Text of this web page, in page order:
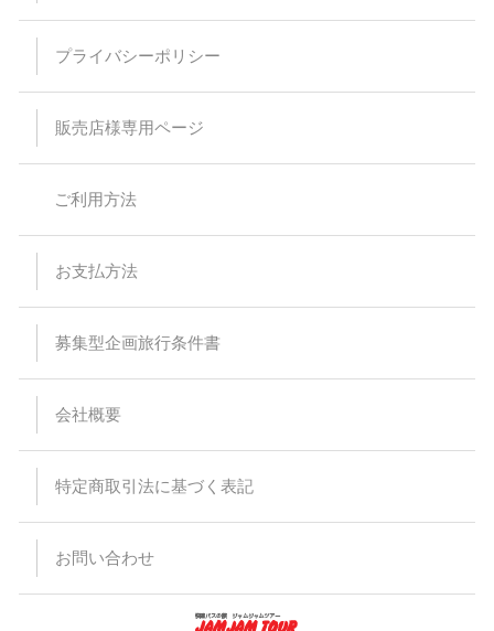
乗車・下車場所は事前予約が必要です。（予約のない乗下車地
乳児（0～1歳）の方はバス乗車中のシートベルト着用が困難な
予約時の集客状況によりご希望の乗下車地をお取りすることが
スタンダードバスご利用の際、最後席が5列となる場合があり
付後または旅行代金をお支払い頂いた後に運賃が変更された場
合でも差額の徴収及び払い戻しはありません。
お見えにならない場合でもバス乗務員及び受付係員からのご連
絡は致しません。
乗車場所にいらっしゃらない場合、バスはお待ちすることは出
悪天候・道路状況により到着時間が前後する場合がございます
バスの運行・到着時間はあくまでも目安ですので、交通事情に
生じたタクシー、宿泊施設、食事等の提供、返金等には応じら
出発日当日の乗下車地の変更はできません。
合計が120cm以内で、お一人様1個までとさせて頂きます。折
すのでご注意ください。また、楽器等、貴重品、壊れ物をトラ
いましても当社では責任を負いかねますのでご了承ください。
プライバシーポリシー
販売店様専用ページ
ご利用方法
お支払方法
募集型企画旅行条件書
会社概要
特定商取引法に基づく表記
お問い合わせ